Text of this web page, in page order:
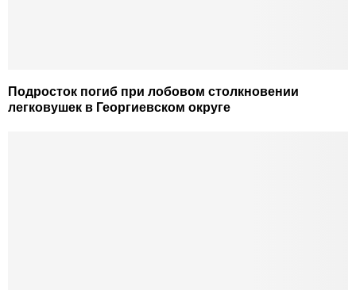
Подросток погиб при лобовом столкновении
легковушек в Георгиевском округе